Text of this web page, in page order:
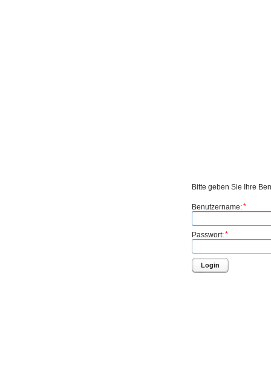
Bitte geben Sie Ihre
Benutzername:*
Passwort:*
Login